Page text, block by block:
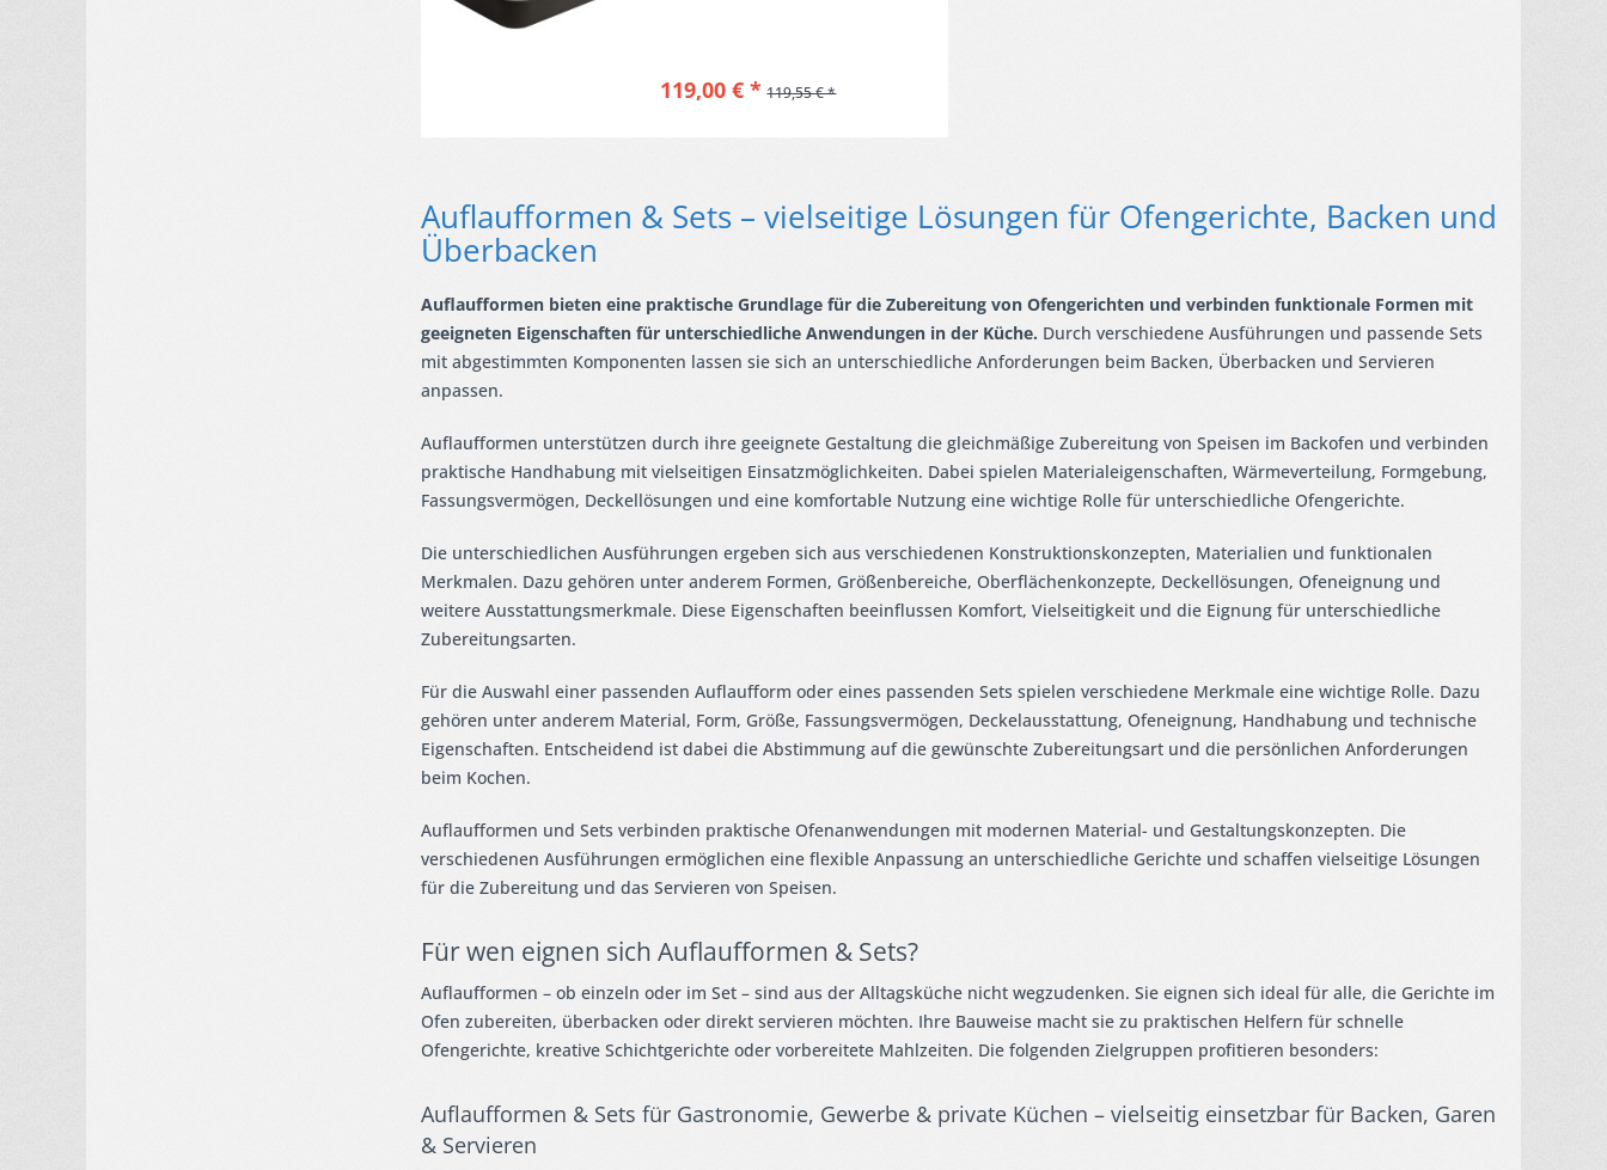
119,00 € * 119,55 € *
Auflaufformen & Sets – vielseitige Lösungen für Ofengerichte, Backen und
Überbacken
Auflaufformen bieten eine praktische Grundlage für die Zubereitung von Ofengerichten und verbinden funktionale Formen mit
geeigneten Eigenschaften für unterschiedliche Anwendungen in der Küche. Durch verschiedene Ausführungen und passende Sets
mit abgestimmten Komponenten lassen sie sich an unterschiedliche Anforderungen beim Backen, Überbacken und Servieren
anpassen.
Auflaufformen unterstützen durch ihre geeignete Gestaltung die gleichmäßige Zubereitung von Speisen im Backofen und verbinden
praktische Handhabung mit vielseitigen Einsatzmöglichkeiten. Dabei spielen Materialeigenschaften, Wärmeverteilung, Formgebung,
Fassungsvermögen, Deckellösungen und eine komfortable Nutzung eine wichtige Rolle für unterschiedliche Ofengerichte.
Die unterschiedlichen Ausführungen ergeben sich aus verschiedenen Konstruktionskonzepten, Materialien und funktionalen
Merkmalen. Dazu gehören unter anderem Formen, Größenbereiche, Oberflächenkonzepte, Deckellösungen, Ofeneignung und
weitere Ausstattungsmerkmale. Diese Eigenschaften beeinflussen Komfort, Vielseitigkeit und die Eignung für unterschiedliche
Zubereitungsarten.
Für die Auswahl einer passenden Auflaufform oder eines passenden Sets spielen verschiedene Merkmale eine wichtige Rolle. Dazu
gehören unter anderem Material, Form, Größe, Fassungsvermögen, Deckelausstattung, Ofeneignung, Handhabung und technische
Eigenschaften. Entscheidend ist dabei die Abstimmung auf die gewünschte Zubereitungsart und die persönlichen Anforderungen
beim Kochen.
Auflaufformen und Sets verbinden praktische Ofenanwendungen mit modernen Material- und Gestaltungskonzepten. Die
verschiedenen Ausführungen ermöglichen eine flexible Anpassung an unterschiedliche Gerichte und schaffen vielseitige Lösungen
für die Zubereitung und das Servieren von Speisen.
Für wen eignen sich Auflaufformen & Sets?
Auflaufformen – ob einzeln oder im Set – sind aus der Alltagsküche nicht wegzudenken. Sie eignen sich ideal für alle, die Gerichte im
Ofen zubereiten, überbacken oder direkt servieren möchten. Ihre Bauweise macht sie zu praktischen Helfern für schnelle
Ofengerichte, kreative Schichtgerichte oder vorbereitete Mahlzeiten. Die folgenden Zielgruppen profitieren besonders:
Auflaufformen & Sets für Gastronomie, Gewerbe & private Küchen – vielseitig einsetzbar für Backen, Garen
& Servieren